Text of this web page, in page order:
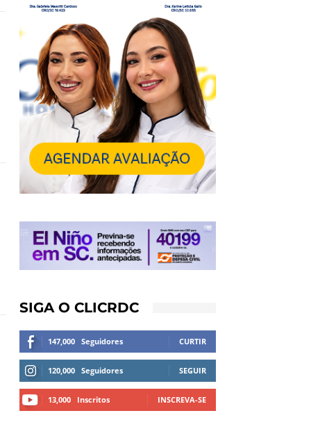
SIGA O CLICRDC
147,000 Seguidores CURTIR
120,000 Seguidores SEGUIR
13,000 Inscritos INSCREVA-SE